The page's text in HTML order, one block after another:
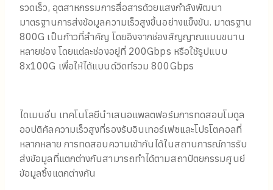
รวดเร็ว, อุตสาหกรรมการสื่อสารด้วยแสงกําลังพัฒนา
มาตรฐานการส่งข้อมูลความเร็วสูงขึ้นอย่างแข็งขัน. มาตรฐาน
800G เป็นก้าวที่สําคัญ โดยอิงจากช่องสัญญาณแบบขนาน
หลายช่อง โดยแต่ละช่องอยู่ที่ 200Gbps หรือใช้รูปแบบ
8x100G เพื่อให้ได้แบนด์วิดท์รวม 800Gbps
ไดเมนชั่น เทคโนโลยีนําเสนอแพลตฟอร์มการทดสอบโมดูล
ออปติคัลความเร็วสูงที่รองรับอินเทอร์เฟซและโปรโตคอลที่
หลากหลาย การทดสอบความเข้ากันได้ในสถานการณ์การรับ
ส่งข้อมูลที่แตกต่างกันสามารถทําได้ตามสถาปัตยกรรมศูนย์
ข้อมูลซึ้งแตกต่างกัน